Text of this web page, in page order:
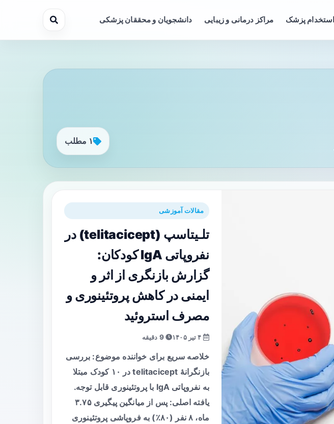
استخدام پزشک مراکز درمانی و زیبایی دانشجویان و محققان پزشکی
۱ مطلب
مقالات آموزشی
تلـیتاسپ (telitacicept) در
نفروپاتی IgA کودکان:
گزارش بازنگری از اثر و
ایمنی در کاهش پروتئینوری و
مصرف استروئید
9 دقیقه
خلاصه سریع برای خواننده موضوع: بررسی
بازنگرانهٔ telitacicept در ۱۰ کودک مبتلا
به نفروپاتی IgA با پروتئینوری قابل توجه.
یافته اصلی: پس از میانگین پیگیری ۳.۷۵
ماه، ۸ نفر (۸۰٪) به فروپاشی پروتئینوری